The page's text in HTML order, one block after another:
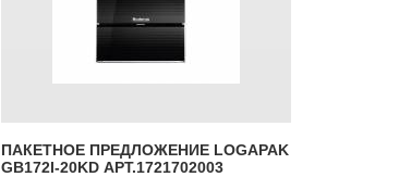
ПАКЕТНОЕ ПРЕДЛОЖЕНИЕ LOGAPAK
GB172I-20KD АРТ.1721702003